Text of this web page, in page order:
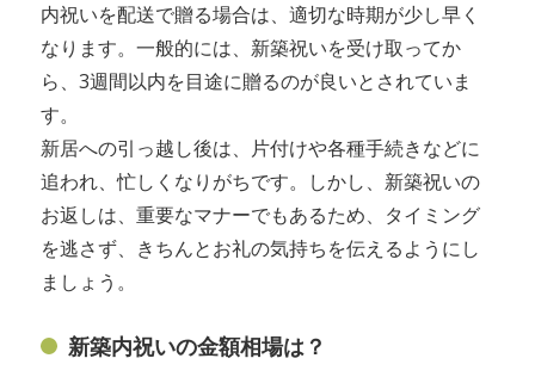
内祝いを配送で贈る場合は、適切な時期が少し早く
なります。一般的には、新築祝いを受け取ってか
ら、3週間以内を目途に贈るのが良いとされていま
す。
新居への引っ越し後は、片付けや各種手続きなどに
追われ、忙しくなりがちです。しかし、新築祝いの
お返しは、重要なマナーでもあるため、タイミング
を逃さず、きちんとお礼の気持ちを伝えるようにし
ましょう。
新築内祝いの金額相場は？